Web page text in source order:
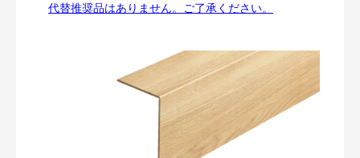
代替推奨品はありません。ご了承ください。